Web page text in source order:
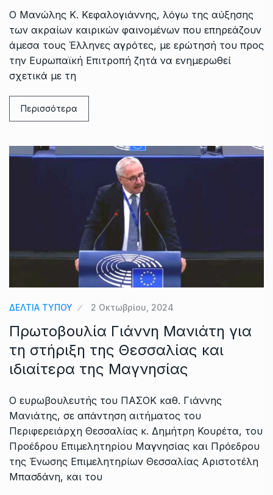
Ο Μανώλης Κ. Κεφαλογιάννης, λόγω της αύξησης
των ακραίων καιρικών φαινομένων που επηρεάζουν
άμεσα τους Έλληνες αγρότες, με ερώτησή του προς
την Ευρωπαϊκή Επιτροπή ζητά να ενημερωθεί
σχετικά με τη
Περισσότερα
ΔΕΛΤΙΑ ΤΥΠΟΥ 2 Οκτωβρίου, 2024
Πρωτοβουλία Γιάννη Μανιάτη για
τη στήριξη της Θεσσαλίας και
ιδιαίτερα της Μαγνησίας
Ο ευρωβουλευτής του ΠΑΣΟΚ καθ. Γιάννης
Μανιάτης, σε απάντηση αιτήματος του
Περιφερειάρχη Θεσσαλίας κ. Δημήτρη Κουρέτα, του
Προέδρου Επιμελητηρίου Μαγνησίας και Πρόεδρου
της Ένωσης Επιμελητηρίων Θεσσαλίας Αριστοτέλη
Μπασδάνη, και του